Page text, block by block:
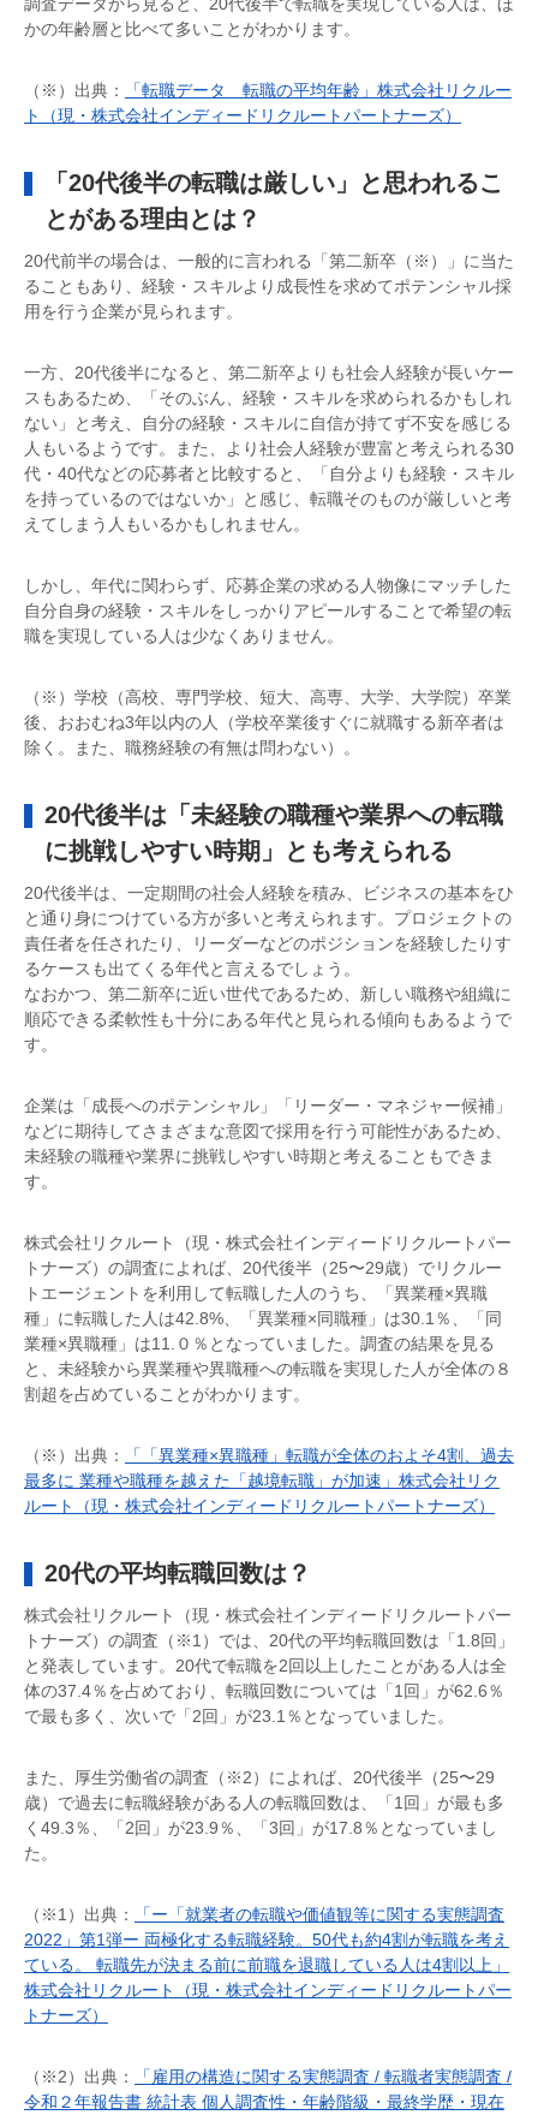
かの年齢層と比べて多いことがわかります。
（※）出典：
「転職データ 転職の平均年齢」株式会社リクルー
ト（現・株式会社インディードリクルートパートナーズ）
「20代後半の転職は厳しい」と思われるこ
とがある理由とは？
20代前半の場合は、一般的に言われる「第二新卒（※）」に当た
ることもあり、経験・スキルより成長性を求めてポテンシャル採
用を行う企業が見られます。
一方、20代後半になると、第二新卒よりも社会人経験が長いケー
スもあるため、「そのぶん、経験・スキルを求められるかもしれ
ない」と考え、自分の経験・スキルに自信が持てず不安を感じる
人もいるようです。また、より社会人経験が豊富と考えられる30
代・40代などの応募者と比較すると、「自分よりも経験・スキル
を持っているのではないか」と感じ、転職そのものが厳しいと考
えてしまう人もいるかもしれません。
しかし、年代に関わらず、応募企業の求める人物像にマッチした
自分自身の経験・スキルをしっかりアピールすることで希望の転
職を実現している人は少なくありません。
（※）学校（高校、専門学校、短大、高専、大学、大学院）卒業
後、おおむね3年以内の人（学校卒業後すぐに就職する新卒者は
除く。また、職務経験の有無は問わない）。
20代後半は「未経験の職種や業界への転職
に挑戦しやすい時期」とも考えられる
20代後半は、一定期間の社会人経験を積み、ビジネスの基本をひ
と通り身につけている方が多いと考えられます。プロジェクトの
責任者を任されたり、リーダーなどのポジションを経験したりす
るケースも出てくる年代と言えるでしょう。
なおかつ、第二新卒に近い世代であるため、新しい職務や組織に
順応できる柔軟性も十分にある年代と見られる傾向もあるようで
す。
企業は「成長へのポテンシャル」「リーダー・マネジャー候補」
などに期待してさまざまな意図で採用を行う可能性があるため、
未経験の職種や業界に挑戦しやすい時期と考えることもできま
す。
株式会社リクルート（現・株式会社インディードリクルートパー
トナーズ）の調査によれば、20代後半（25〜29歳）でリクルー
トエージェントを利用して転職した人のうち、「異業種×異職
種」に転職した人は42.8%、「異業種×同職種」は30.1％、「同
業種×異職種」は11.０％となっていました。調査の結果を見る
と、未経験から異業種や異職種への転職を実現した人が全体の８
割超を占めていることがわかります。
（※）出典：
「「異業種×異職種」転職が全体のおよそ4割、過去
最多に 業種や職種を越えた「越境転職」が加速」株式会社リク
ルート（現・株式会社インディードリクルートパートナーズ）
20代の平均転職回数は？
株式会社リクルート（現・株式会社インディードリクルートパー
トナーズ）の調査（※1）では、20代の平均転職回数は「1.8回」
と発表しています。20代で転職を2回以上したことがある人は全
体の37.4％を占めており、転職回数については「1回」が62.6％
で最も多く、次いで「2回」が23.1％となっていました。
また、厚生労働省の調査（※2）によれば、20代後半（25〜29
歳）で過去に転職経験がある人の転職回数は、「1回」が最も多
く49.3％、「2回」が23.9％、「3回」が17.8％となっていまし
た。
（※1）出典：
「ー「就業者の転職や価値観等に関する実態調査
2022」第1弾ー 両極化する転職経験。50代も約4割が転職を考え
ている。 転職先が決まる前に前職を退職している人は4割以上」
株式会社リクルート（現・株式会社インディードリクルートパー
トナーズ）
（※2）出典：
「雇用の構造に関する実態調査 / 転職者実態調査 /
令和２年報告書 統計表 個人調査性・年齢階級・最終学歴・現在